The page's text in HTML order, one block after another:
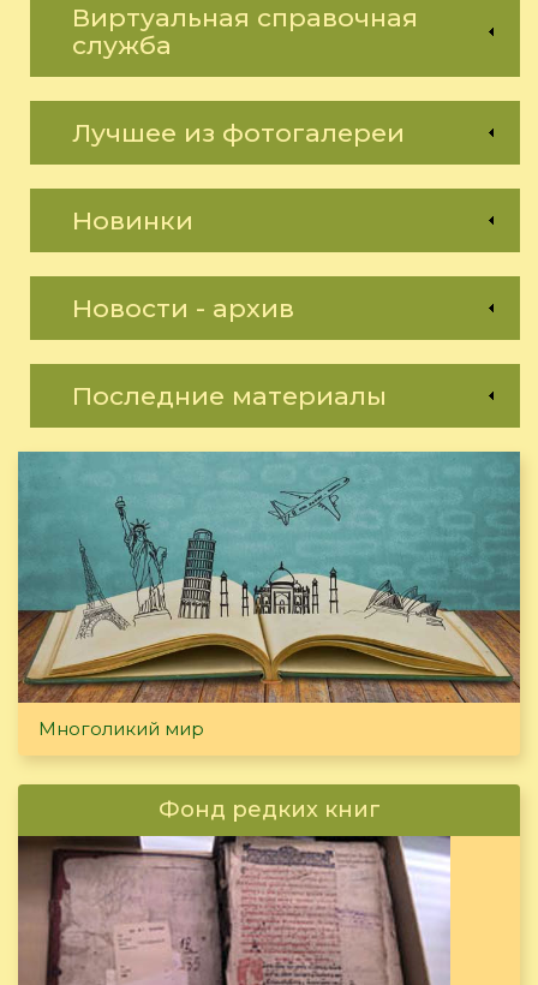
Виртуальная справочная
служба
Лучшее из фотогалереи
Новинки
Новости - архив
Последние материалы
Многоликий мир
Фонд редких книг